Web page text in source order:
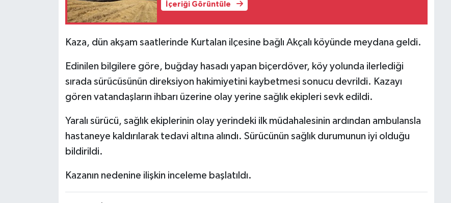
İçeriği Görüntüle
Kaza, dün akşam saatlerinde Kurtalan ilçesine bağlı Akçalı köyünde meydana geldi.
Edinilen bilgilere göre, buğday hasadı yapan biçerdöver, köy yolunda ilerlediği
sırada sürücüsünün direksiyon hakimiyetini kaybetmesi sonucu devrildi. Kazayı
gören vatandaşların ihbarı üzerine olay yerine sağlık ekipleri sevk edildi.
Yaralı sürücü, sağlık ekiplerinin olay yerindeki ilk müdahalesinin ardından ambulansla
hastaneye kaldırılarak tedavi altına alındı. Sürücünün sağlık durumunun iyi olduğu
bildirildi.
Kazanın nedenine ilişkin inceleme başlatıldı.
Yaşam-Çevre